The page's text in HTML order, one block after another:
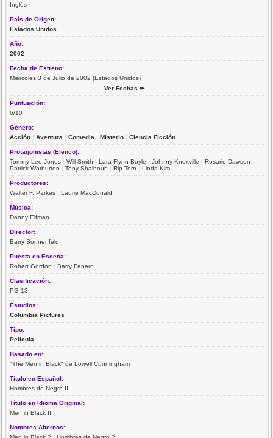
Inglés
País de Origen:
Estados Unidos
Año:
2002
Fecha de Estreno:
Miércoles 3 de Julio de 2002 (Estados Unidos)
Ver Fechas ➨
Puntuación:
6/10
Género:
Acción |Aventura |Comedia |Misterio |Ciencia Ficción
Protagonistas (Elenco):
Tommy Lee Jones |Will Smith |Lara Flynn Boyle |Johnny Knoxville |Rosario Dawson |
Patrick Warburton |Tony Shalhoub |Rip Torn |Linda Kim
Productores:
Walter F. Parkes |Laurie MacDonald
Música:
Danny Elfman
Director:
Barry Sonnenfeld
Puesta en Escena:
Robert Gordon |Barry Fanaro
Clasificación:
PG-13
Estudios:
Columbia Pictures
Tipo:
Película
Basado en:
"The Men in Black" de Lowell Cunningham
Título en Español:
Hombres de Negro II
Título en Idioma Original:
Men in Black II
Nombres Alternos: